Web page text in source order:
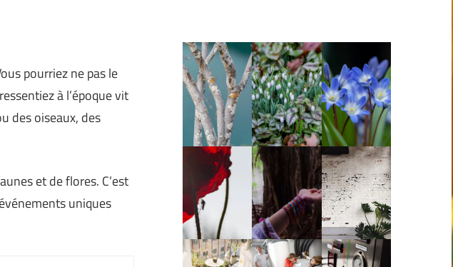
pourriez ne pas le
à l’époque vit
des oiseaux, des
et de flores. C’est
uniques